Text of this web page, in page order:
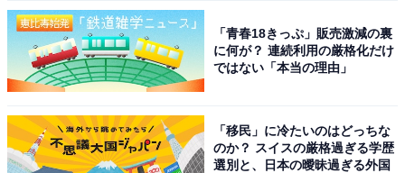
重慶飯店の麻婆豆腐は、ひと口目の痺れと後を引く痺れ
が特徴的なのですが、お店で食べるものと遜色のない味
豆腐も入っているので、ホントにホントにレンジでチン
「青春18きっぷ」販売激減の裏
に何が？ 連続利用の厳格化だけ
ではない「本当の理由」
「移民」に冷たいのはどっちな
のか？ スイスの厳格過ぎる学歴
選別と、日本の曖昧過ぎる外国